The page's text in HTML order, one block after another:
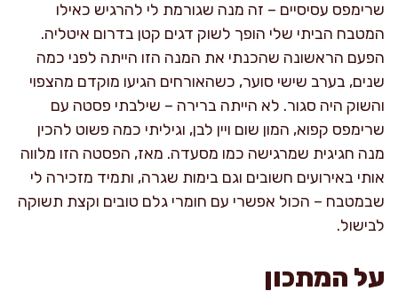
שרימפס עסיסיים – זה מנה שגורמת לי להרגיש כאילו
המטבח הביתי שלי הופך לשוק דגים קטן בדרום איטליה.
הפעם הראשונה שהכנתי את המנה הזו הייתה לפני כמה
שנים, בערב שישי סוער, כשהאורחים הגיעו מוקדם מהצפוי
והשוק היה סגור. לא הייתה ברירה – שילבתי פסטה עם
שרימפס קפוא, המון שום ויין לבן, וגיליתי כמה פשוט להכין
מנה חגיגית שמרגישה כמו מסעדה. מאז, הפסטה הזו מלווה
אותי באירועים חשובים וגם בימות שגרה, ותמיד מזכירה לי
שבמטבח – הכול אפשרי עם חומרי גלם טובים וקצת תשוקה
לבישול.
על המתכון